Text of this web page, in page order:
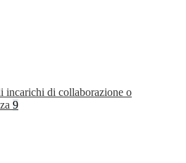
incarichi di collaborazione o
9